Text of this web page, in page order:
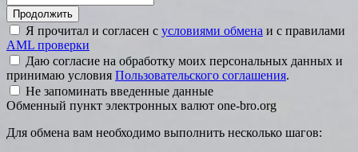
Я прочитал и согласен с условиями обмена и с правилами
AML проверки
Даю согласие на обработку моих персональных данных и
принимаю условия Пользовательского соглашения.
Не запоминать введенные данные
Обменный пункт электронных валют one-bro.org
Для обмена вам необходимо выполнить несколько шагов: